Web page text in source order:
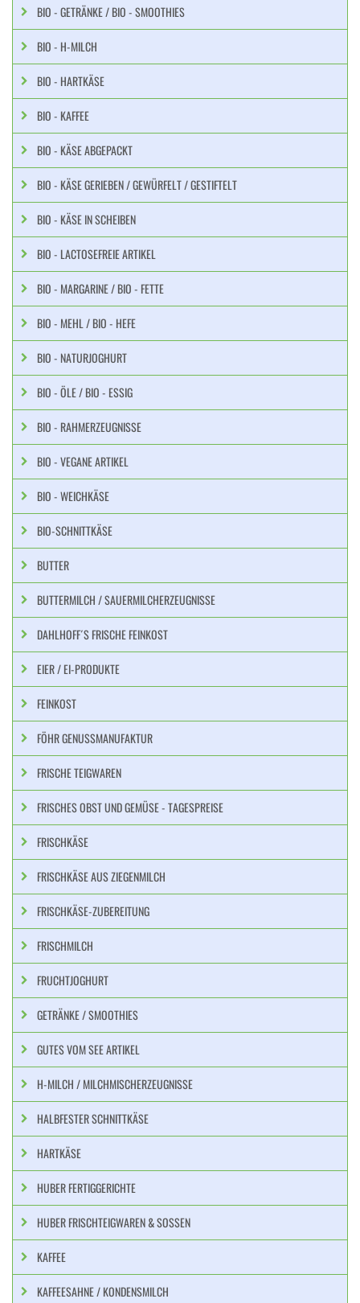
BIO - GETRÄNKE / BIO - SMOOTHIES
BIO - H-MILCH
BIO - HARTKÄSE
BIO - KAFFEE
BIO - KÄSE ABGEPACKT
BIO - KÄSE GERIEBEN / GEWÜRFELT / GESTIFTELT
BIO - KÄSE IN SCHEIBEN
BIO - LACTOSEFREIE ARTIKEL
BIO - MARGARINE / BIO - FETTE
BIO - MEHL / BIO - HEFE
BIO - NATURJOGHURT
BIO - ÖLE / BIO - ESSIG
BIO - RAHMERZEUGNISSE
BIO - VEGANE ARTIKEL
BIO - WEICHKÄSE
BIO-SCHNITTKÄSE
BUTTER
BUTTERMILCH / SAUERMILCHERZEUGNISSE
DAHLHOFF´S FRISCHE FEINKOST
EIER / EI-PRODUKTE
FEINKOST
FÖHR GENUSSMANUFAKTUR
FRISCHE TEIGWAREN
FRISCHES OBST UND GEMÜSE - TAGESPREISE
FRISCHKÄSE
FRISCHKÄSE AUS ZIEGENMILCH
FRISCHKÄSE-ZUBEREITUNG
FRISCHMILCH
FRUCHTJOGHURT
GETRÄNKE / SMOOTHIES
GUTES VOM SEE ARTIKEL
H-MILCH / MILCHMISCHERZEUGNISSE
HALBFESTER SCHNITTKÄSE
HARTKÄSE
HUBER FERTIGGERICHTE
HUBER FRISCHTEIGWAREN & SOSSEN
KAFFEE
KAFFEESAHNE / KONDENSMILCH